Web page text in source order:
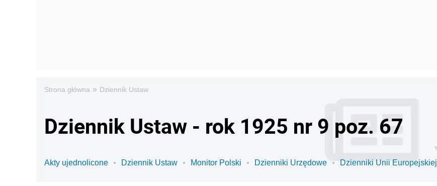
Strona główna » Dziennik Ustaw
Dziennik Ustaw - rok 1925 nr 9 poz. 67
Akty ujednolicone Dziennik Ustaw Monitor Polski Dzienniki Urzędowe Dzienniki Unii Europejskiej